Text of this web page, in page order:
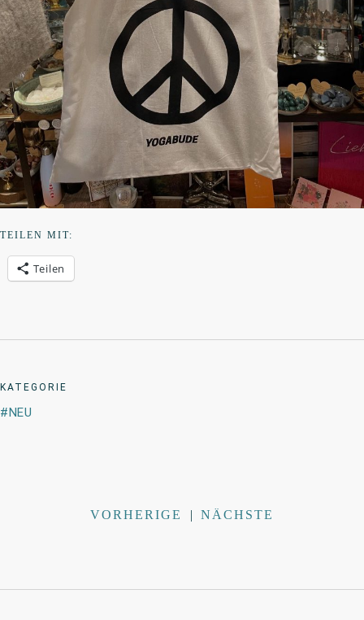
TEILEN MIT:
Teilen
KATEGORIE
NEU
VORHERIGE | NÄCHSTE